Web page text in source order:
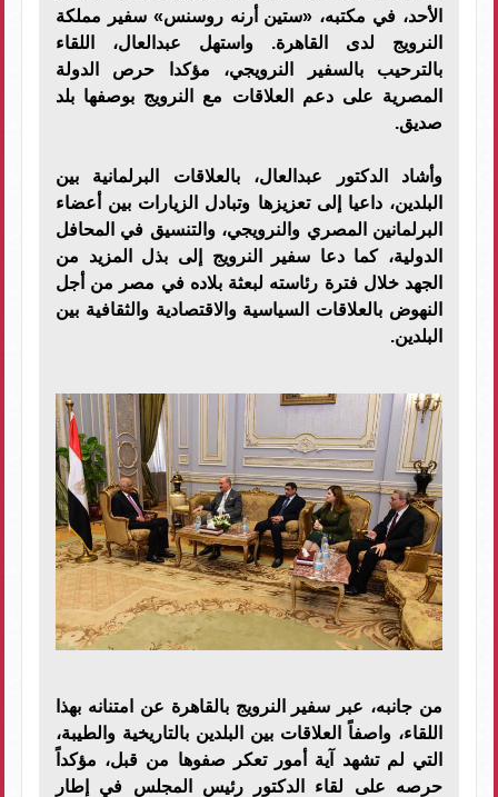
الأحد، في مكتبه، «ستين أرنه روسنس» سفير مملكة
النرويج لدى القاهرة. واستهل عبدالعال، اللقاء
بالترحيب بالسفير النرويجي، مؤكدا حرص الدولة
المصرية على دعم العلاقات مع النرويج بوصفها بلد
صديق.
وأشاد الدكتور عبدالعال، بالعلاقات البرلمانية بين
البلدين، داعيا إلى تعزيزها وتبادل الزيارات بين أعضاء
البرلمانين المصري والنرويجي، والتنسيق في المحافل
الدولية، كما دعا سفير النرويج إلى بذل المزيد من
الجهد خلال فترة رئاسته لبعثة بلاده في مصر من أجل
النهوض بالعلاقات السياسية والاقتصادية والثقافية بين
البلدين.
من جانبه، عبر سفير النرويج بالقاهرة عن امتنانه بهذا
اللقاء، واصفاً العلاقات بين البلدين بالتاريخية والطيبة،
التي لم تشهد آية أمور تعكر صفوها من قبل، مؤكداً
حرصه على لقاء الدكتور رئيس المجلس في إطار